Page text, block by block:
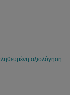
αξιολόγηση